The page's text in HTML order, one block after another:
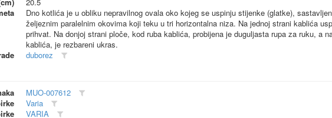
Dno kotlića je u obliku nepravilnog ovala oko kojeg se uspinju stijenke (glatke),
željeznim paralelnim okovima koji teku u tri horizontalna niza. Na jednoj strani kablića
prihvat. Na donjoj strani ploče, kod ruba kablića, probijena je duguljasta rupa za ruku, a
kablića, je rezbareni ukras.
duborez
MUO-007612
Varia
VARIA